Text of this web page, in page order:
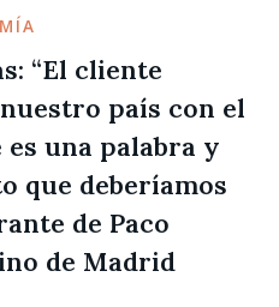
“El cliente
país con el
es una palabra y
que deberíamos
de Paco
de Madrid